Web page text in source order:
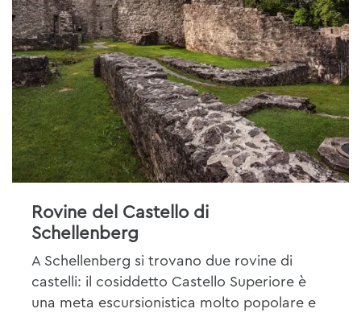
Rovine del Castello di
Schellenberg
A Schellenberg si trovano due rovine di
castelli: il cosiddetto Castello Superiore è
una meta escursionistica molto popolare e